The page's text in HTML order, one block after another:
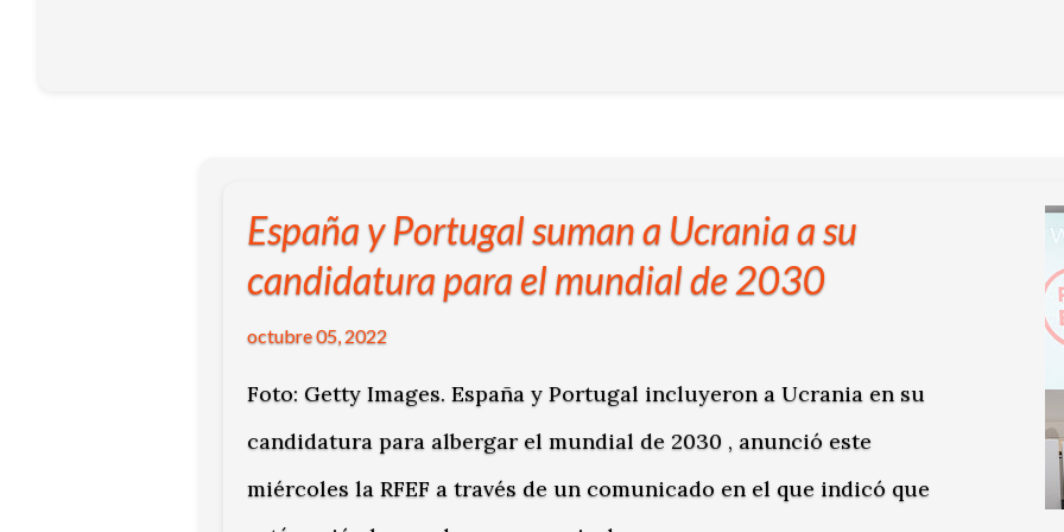
España y Portugal suman a Ucrania a su
candidatura para el mundial de 2030
octubre 05, 2022
Foto: Getty Images. España y Portugal incluyeron a Ucrania en su
candidatura para albergar el mundial de 2030 , anunció este
miércoles la RFEF a través de un comunicado en el que indicó que